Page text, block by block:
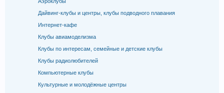
Дайвинг-клубы и центры, клубы подводного плавания
Интернет-кафе
Клубы авиамоделизма
Клубы по интересам, семейные и детские клубы
Клубы радиолюбителей
Компьютерные клубы
Культурные и молодёжные центры